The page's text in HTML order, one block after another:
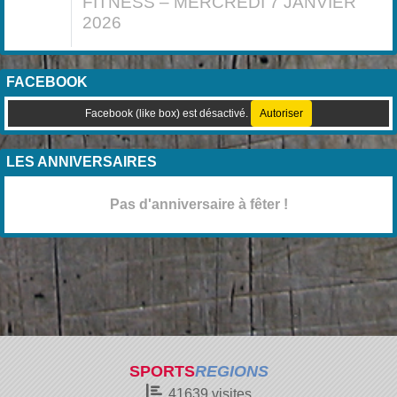
2026
FACEBOOK
Facebook (like box) est désactivé. Autoriser
LES ANNIVERSAIRES
Pas d'anniversaire à fêter !
SPORTSREGIONS
41639 visites